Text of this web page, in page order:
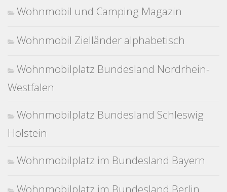
Wohnmobil und Camping Magazin
Wohnmobil Zielländer alphabetisch
Wohnmobilplatz Bundesland Nordrhein-
Westfalen
Wohnmobilplatz Bundesland Schleswig
Holstein
Wohnmobilplatz im Bundesland Bayern
Wohnmobilplatz im Bundesland Berlin